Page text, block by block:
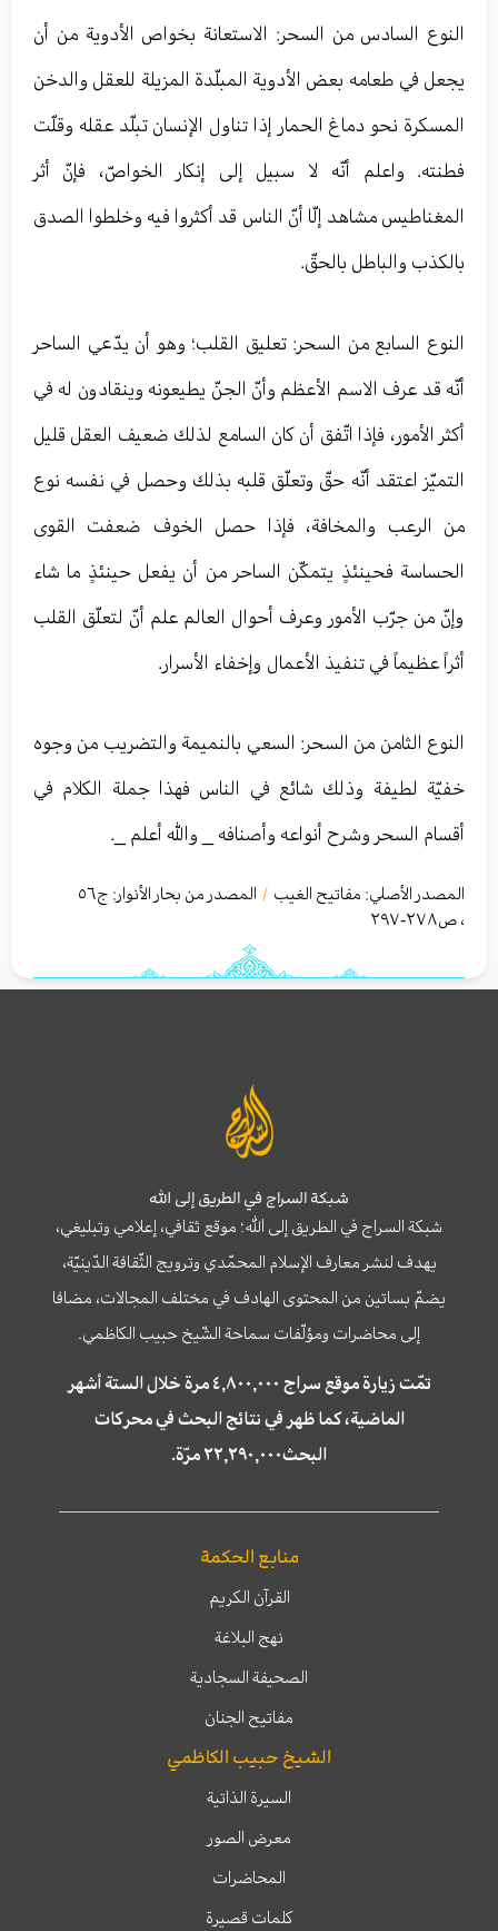
النوع السادس من السحر: الاستعانة بخواص الأدوية من أن
يجعل في طعامه بعض الأدوية المبلّدة المزيلة للعقل والدخن
المسكرة نحو دماغ الحمار إذا تناول الإنسان تبلّد عقله وقلّت
فطنته. واعلم أنّه لا سبيل إلى إنكار الخواصّ، فإنّ أثر
المغناطيس مشاهد إلّا أنّ الناس قد أكثروا فيه وخلطوا الصدق
بالكذب والباطل بالحقّ.
النوع السابع من السحر: تعليق القلب؛ وهو أن يدّعي الساحر
أنّه قد عرف الاسم الأعظم وأنّ الجنّ يطيعونه وينقادون له في
أكثر الأمور، فإذا اتّفق أن كان السامع لذلك ضعيف العقل قليل
التميّز اعتقد أنّه حقّ وتعلّق قلبه بذلك وحصل في نفسه نوع
من الرعب والمخافة، فإذا حصل الخوف ضعفت القوى
الحساسة فحينئذٍ يتمكّن الساحر من أن يفعل حينئذٍ ما شاء
وإنّ من جرّب الأمور وعرف أحوال العالم علم أنّ لتعلّق القلب
أثراً عظيماً في تنفيذ الأعمال وإخفاء الأسرار.
النوع الثامن من السحر: السعي بالنميمة والتضريب من وجوه
خفيّة لطيفة وذلك شائع في الناس فهذا جملة الكلام في
أقسام السحر وشرح أنواعه وأصنافه _ والله أعلم _.
المصدر الأصلي: مفاتیح الغیب / المصدر من بحار الأنوار: ج٥٦
، ص٢٧٨-٢٩٧
شبكة السراج في الطريق إلى الله
شبكة السراج في الطريق إلى الله؛ موقع ثقافي، إعلامي وتبليغي،
يهدف لنشر معارف الإسلام المحمّدي وترويج الثّقافة الدّينيّة،
يضمّ بساتين من المحتوى الهادف في مختلف المجالات، مضافا
إلى محاضرات ومؤلّفات سماحة الشّيخ حبيب الكاظمي.
تمّت زيارة موقع سراج ٤,٨٠٠,٠٠٠ مرة خلال الستة أشهر
الماضية، كما ظهر في نتائج البحث في محركات
البحث٢٢,٢٩٠,٠٠٠ مرّة.
منابع الحكمة
القرآن الكريم
نهج البلاغة
الصحيفة السجادية
مفاتيح الجنان
الشيخ حبيب الكاظمي
السيرة الذاتية
معرض الصور
المحاضرات
كلمات قصيرة